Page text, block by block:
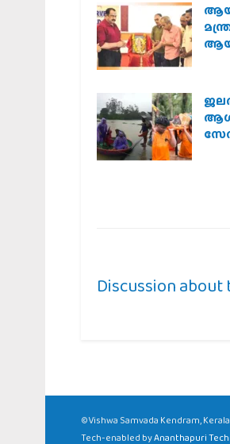
Discussion
©Vishwa Samvada Kendram, Kerala.
Tech-enabled byAnanthapuri